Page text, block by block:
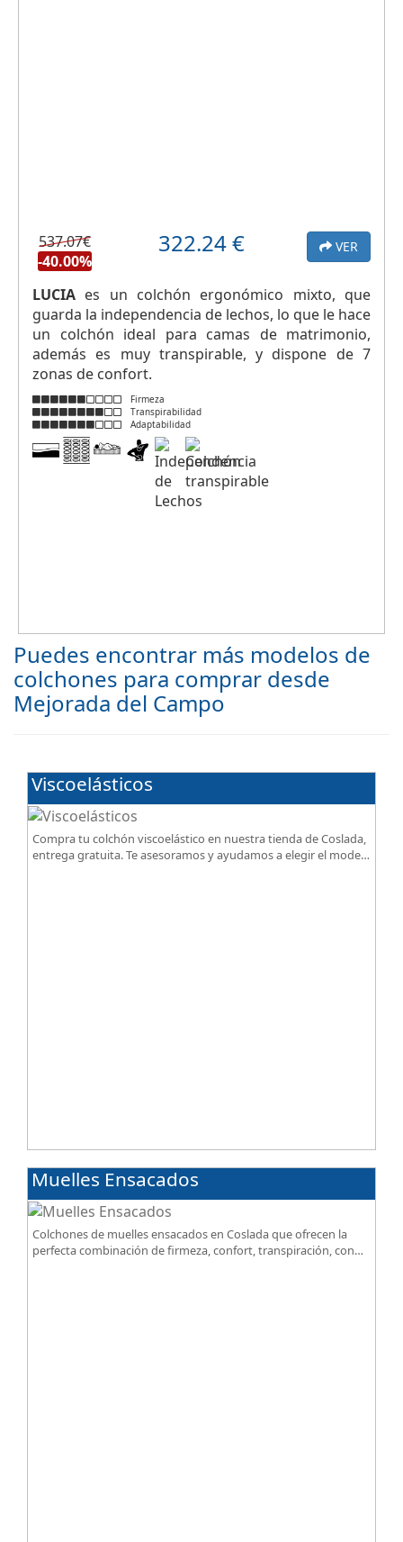
537.07€
-40.00%
322.24€ VER
LUCIA es un colchón ergonómico mixto, que
guarda la independencia de lechos, lo que le hace
un colchón ideal para camas de matrimonio,
además es muy transpirable, y dispone de 7
zonas de confort.
Firmeza
Transpirabilidad
Adaptabilidad
Puedes encontrar más modelos de
colchones para comprar desde
Mejorada del Campo
Viscoelásticos
Compra tu colchón viscoelástico en nuestra tienda de Coslada,
entrega gratuita. Te asesoramos y ayudamos a elegir el modelo
Muelles Ensacados
Colchones de muelles ensacados en Coslada que ofrecen la
perfecta combinación de firmeza, confort, transpiración, con